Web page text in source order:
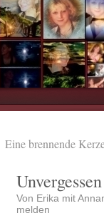
Eine brennende
Unvergessen
Von Erika mit
melden